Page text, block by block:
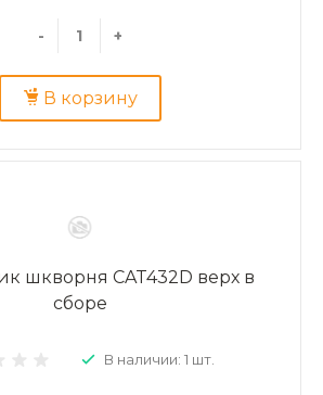
- +
В корзину
шкворня CAT432D верх в
сборе
В наличии: 1 шт.